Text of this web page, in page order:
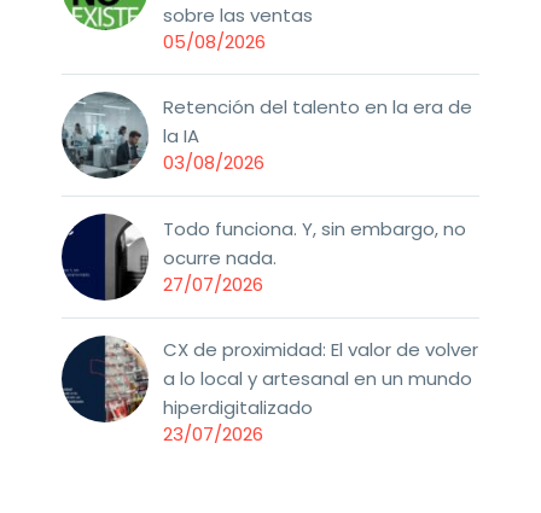
sobre las ventas
05/08/2026
Retención del talento en la era de
la IA
03/08/2026
Todo funciona. Y, sin embargo, no
ocurre nada.
27/07/2026
CX de proximidad: El valor de volver
a lo local y artesanal en un mundo
hiperdigitalizado
23/07/2026